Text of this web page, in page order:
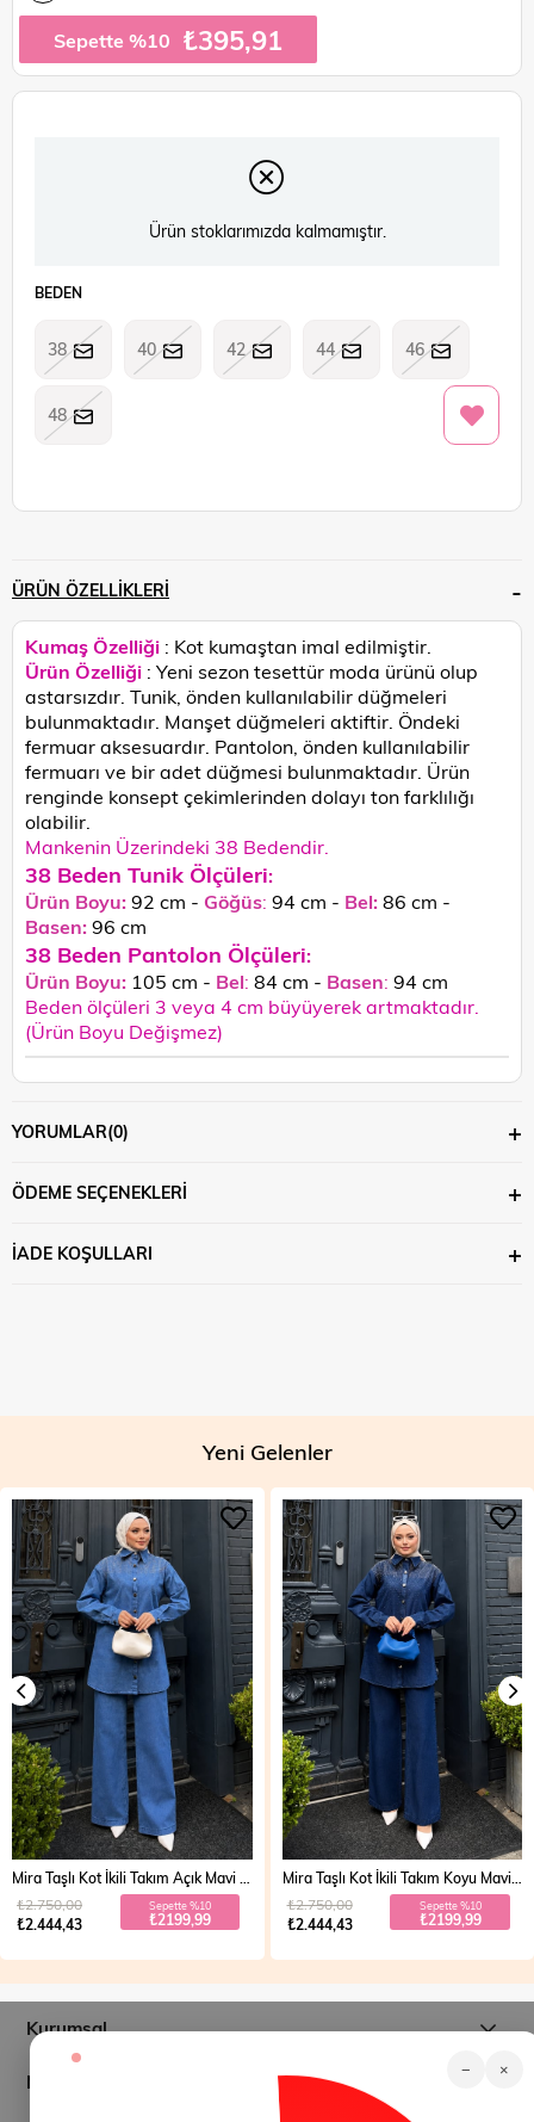
Sepette %10 ₺395,91
Ürün stoklarımızda kalmamıştır.
BEDEN
38 40 42 44 46
48
ÜRÜN ÖZELLIKLERI
Kumaş Özelliği : Kot kumaştan imal edilmiştir.
Ürün Özelliği : Yeni sezon tesettür moda ürünü olup
astarsızdır. Tunik, önden kullanılabilir düğmeleri
bulunmaktadır. Manşet düğmeleri aktiftir. Öndeki
fermuar aksesuardır. Pantolon, önden kullanılabilir
fermuarı ve bir adet düğmesi bulunmaktadır. Ürün
renginde konsept çekimlerinden dolayı ton farklılığı
olabilir.
Mankenin Üzerindeki 38 Bedendir.
38 Beden Tunik Ölçüleri:
Ürün Boyu:92 cm - Göğüs: 94 cm - Bel:86 cm -
Basen:96 cm
38 Beden Pantolon Ölçüleri:
Ürün Boyu: 105 cm - Bel: 84 cm - Basen: 94 cm
Beden ölçüleri 3 veya 4 cm büyüyerek artmaktadır.
(Ürün Boyu Değişmez)
YORUMLAR(0)
ÖDEME SEÇENEKLERI
İADE KOŞULLARI
Yeni Gelenler
₺2.444,43
₺2.750,00 Sepette %10
₺2199,99
Mira Taşlı Kot İkili Takım Koyu Mavi 19286
₺2.444,43
₺2.750,00 Sepette %10
₺2199,99
Kurumsal
Müşteri İlişkileri − ×